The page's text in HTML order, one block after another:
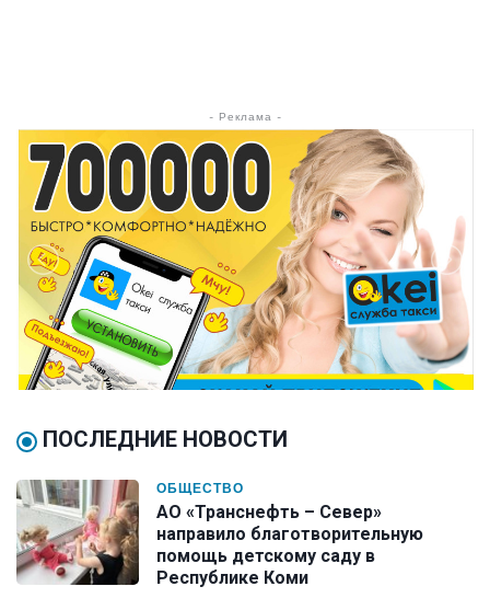
- Реклама -
ПОСЛЕДНИЕ НОВОСТИ
ОБЩЕСТВО
АО «Транснефть – Север»
направило благотворительную
помощь детскому саду в
Республике Коми